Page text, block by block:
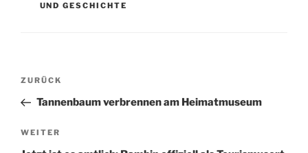
UND GESCHICHTE
Beitragsnavigation
Vorheriger
Beitrag
ZURÜCK
Tannenbaum verbrennen am Heimatmuseum
Nächster
Beitrag
WEITER